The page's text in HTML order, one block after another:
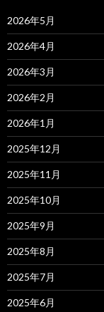
2026年5月
2026年4月
2026年3月
2026年2月
2026年1月
2025年12月
2025年11月
2025年10月
2025年9月
2025年8月
2025年7月
2025年6月